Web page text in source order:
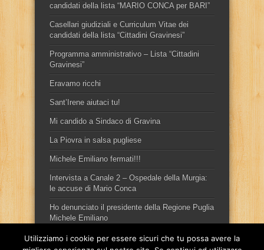
candidati della lista “MARIO CONCA per BARI”
Casellari giudiziali e Curriculum Vitae dei
candidati della lista “Cittadini Gravinesi”
Programma amministrativo – Lista “Cittadini
Gravinesi”
Eravamo ricchi
Sant’Irene aiutaci tu!
Mi candido a Sindaco di Gravina
La Piovra in salsa pugliese
Michele Emiliano fermati!!!
Intervista a Canale 2 – Ospedale della Murgia:
le accuse di Mario Conca
Ho denunciato il presidente della Regione Puglia
Michele Emiliano
Utilizziamo i cookie per essere sicuri che tu possa avere la